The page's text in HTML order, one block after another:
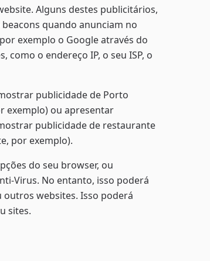
Alguns destes publicitários,
quando anunciam no
exemplo o Google através do
como o endereço IP, o seu ISP, o
publicidade de Porto
exemplo) ou apresentar
publicidade de restaurante
por exemplo).
do seu browser, ou
Virus. No entanto, isso poderá
websites. Isso poderá
sites.